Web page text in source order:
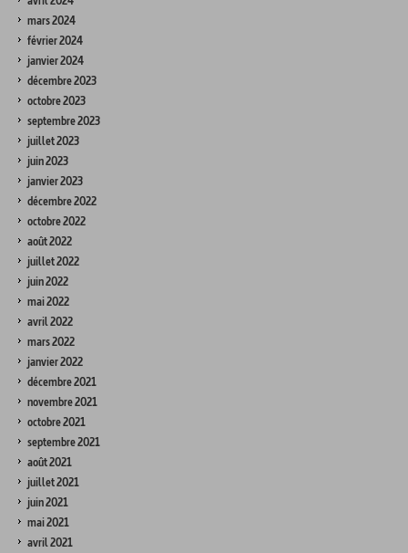
mars 2024
février 2024
janvier 2024
décembre 2023
octobre 2023
septembre 2023
juillet 2023
juin 2023
janvier 2023
décembre 2022
octobre 2022
août 2022
juillet 2022
juin 2022
mai 2022
avril 2022
mars 2022
janvier 2022
décembre 2021
novembre 2021
octobre 2021
septembre 2021
août 2021
juillet 2021
juin 2021
mai 2021
avril 2021